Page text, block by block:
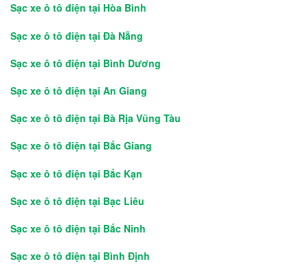
Sạc xe ô tô điện tại Hòa Bình
Sạc xe ô tô điện tại Đà Nẵng
Sạc xe ô tô điện tại Bình Dương
Sạc xe ô tô điện tại An Giang
Sạc xe ô tô điện tại Bà Rịa Vũng Tàu
Sạc xe ô tô điện tại Bắc Giang
Sạc xe ô tô điện tại Bắc Kạn
Sạc xe ô tô điện tại Bạc Liêu
Sạc xe ô tô điện tại Bắc Ninh
Sạc xe ô tô điện tại Bình Định